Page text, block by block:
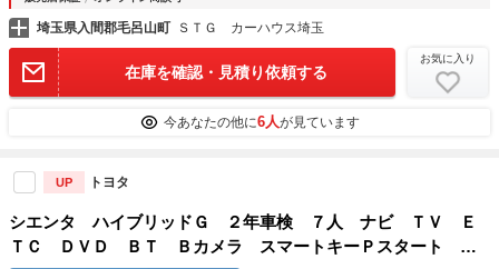
埼玉県入間郡毛呂山町 ＳＴＧ カーハウス埼玉
在庫を確認・見積り依頼する
お気に入り
今あなたの他に6人が見ています
UP トヨタ
シエンタ ハイブリッドＧ ２年車検 ７人 ナビ ＴＶ Ｅ
ＴＣ ＤＶＤ ＢＴ Ｂカメラ スマートキーＰスタート 電